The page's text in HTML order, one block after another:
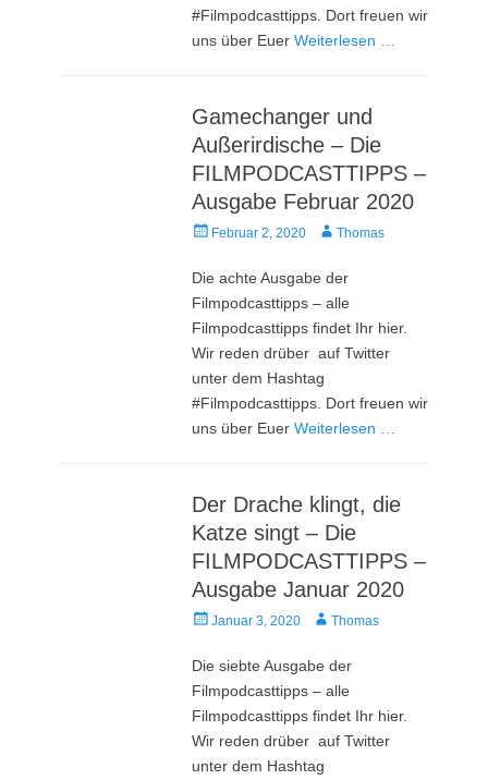
#Filmpodcasttipps. Dort freuen wir
uns über EuerWeiterlesen …
Gamechanger und
Außerirdische – Die
FILMPODCASTTIPPS –
Ausgabe Februar 2020
Veröffentlicht
Februar 2, 2020 AutorThomas
Die achte Ausgabe der
Filmpodcasttipps – alle
Filmpodcasttipps findet Ihr hier.
Wir reden drüber auf Twitter
unter dem Hashtag
#Filmpodcasttipps. Dort freuen wir
uns über EuerWeiterlesen …
Der Drache klingt, die
Katze singt – Die
FILMPODCASTTIPPS –
Ausgabe Januar 2020
Veröffentlicht
Januar 3, 2020 AutorThomas
Die siebte Ausgabe der
Filmpodcasttipps – alle
Filmpodcasttipps findet Ihr hier.
Wir reden drüber auf Twitter
unter dem Hashtag